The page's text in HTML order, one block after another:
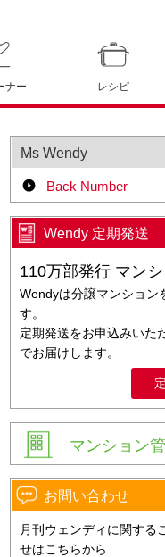
ナー レシピ
Ms Wendy
Back Number
Wendy 定期発送
110万部発行 マン
Wendyは分譲マンション
す。
定期発送をお申込みいた
でお届けします。
マンション
お問い合わせ
月刊ウェンディに関する
せはこちらから